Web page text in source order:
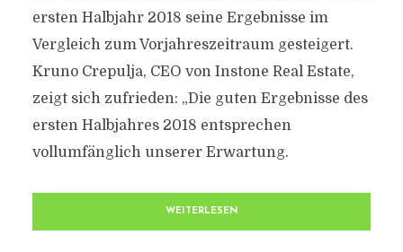
ersten Halbjahr 2018 seine Ergebnisse im
Vergleich zum Vorjahreszeitraum gesteigert.
Kruno Crepulja, CEO von Instone Real Estate,
zeigt sich zufrieden: „Die guten Ergebnisse des
ersten Halbjahres 2018 entsprechen
vollumfänglich unserer Erwartung.
WEITERLESEN